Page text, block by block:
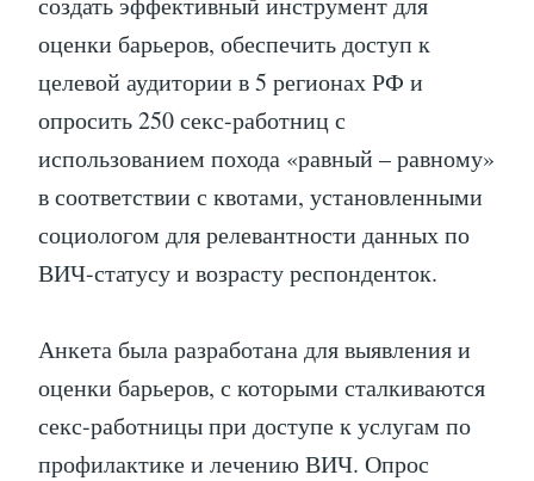
оценки барьеров, обеспечить доступ к
целевой аудитории в 5 регионах РФ и
опросить 250 секс-работниц с
использованием похода «равный – равному»
в соответствии с квотами, установленными
социологом для релевантности данных по
ВИЧ-статусу и возрасту респонденток.
Анкета была разработана для выявления и
оценки барьеров, с которыми сталкиваются
секс-работницы при доступе к услугам по
профилактике и лечению ВИЧ. Опрос